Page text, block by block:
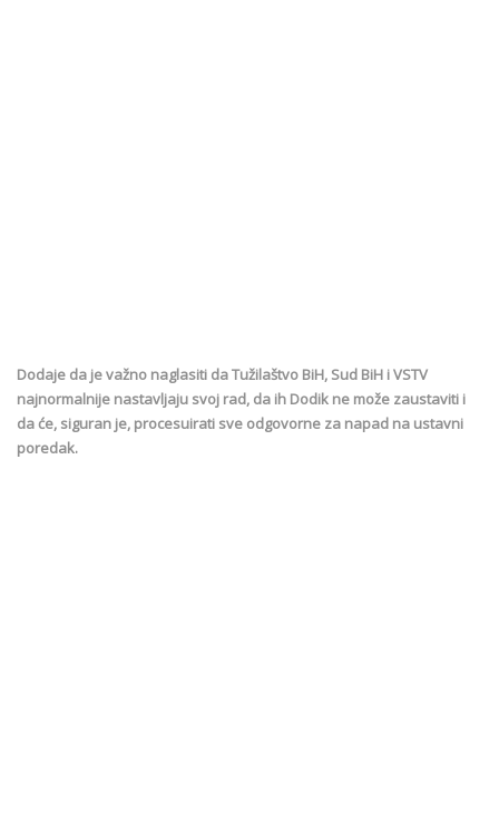
Dodaje da je važno naglasiti da Tužilaštvo BiH, Sud BiH i VSTV
najnormalnije nastavljaju svoj rad, da ih Dodik ne može zaustaviti i
da će, siguran je, procesuirati sve odgovorne za napad na ustavni
poredak.